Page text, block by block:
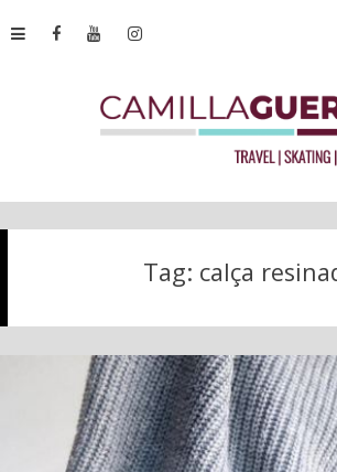
Tag: calça